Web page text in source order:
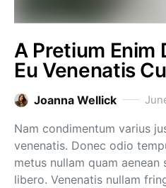
A Pretium Enim
Eu Venenatis
Joanna Wellick
Nam condimentum varius
venenatis. Donec odio
metus nullam quam
libero. Venenatis nullam